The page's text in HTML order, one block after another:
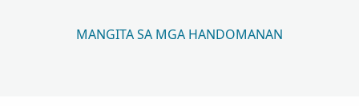
MANGITA SA MGA HANDOMANAN